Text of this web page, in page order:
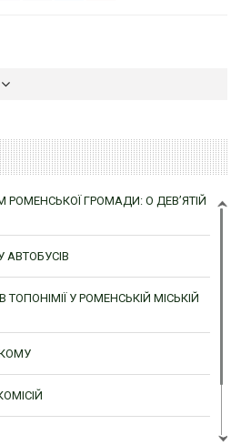
РОМЕНСЬКОЇ ГРОМАДИ: О ДЕВ’ЯТІЙ
У РОМЕНСЬКІЙ МІСЬКІЙ